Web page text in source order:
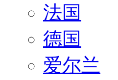
法国
德国
爱尔兰